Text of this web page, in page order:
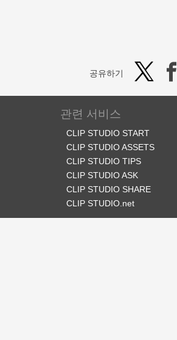
공유하기
관련 서비스
CLIP STUDIO START
CLIP STUDIO ASSETS
CLIP STUDIO TIPS
CLIP STUDIO ASK
CLIP STUDIO SHARE
CLIP STUDIO.net